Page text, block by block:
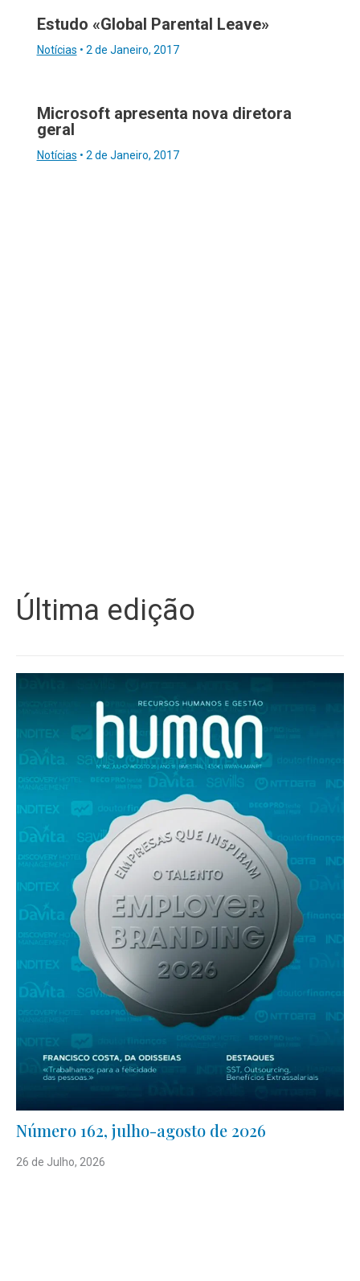
Estudo «Global Parental Leave»
Notícias • 2 de Janeiro, 2017
Microsoft apresenta nova diretora
geral
Notícias • 2 de Janeiro, 2017
Última edição
Número 162, julho-agosto de 2026
26 de Julho, 2026